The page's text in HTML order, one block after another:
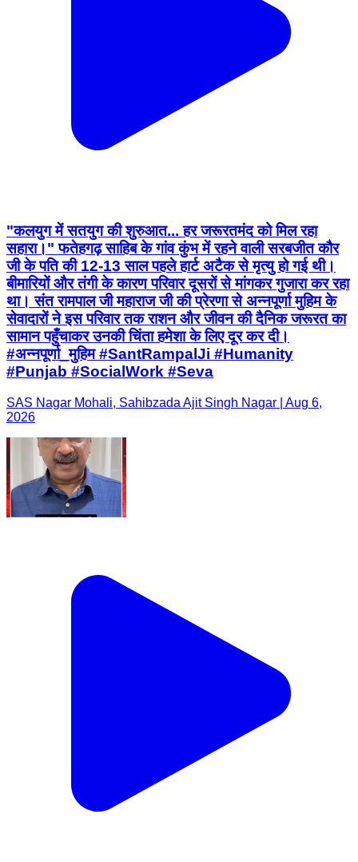
"कलयुग में सतयुग की शुरुआत... हर जरूरतमंद को मिल रहा
सहारा।" फतेहगढ़ साहिब के गांव कुंभ में रहने वाली सरबजीत कौर
जी के पति की 12-13 साल पहले हार्ट अटैक से मृत्यु हो गई थी।
बीमारियों और तंगी के कारण परिवार दूसरों से मांगकर गुजारा कर रहा
था। संत रामपाल जी महाराज जी की प्रेरणा से अन्नपूर्णा मुहिम के
सेवादारों ने इस परिवार तक राशन और जीवन की दैनिक जरूरत का
सामान पहुँचाकर उनकी चिंता हमेशा के लिए दूर कर दी।
#अन्नपूर्णा_मुहिम #SantRampalJi #Humanity
#Punjab #SocialWork #Seva
SAS Nagar Mohali, Sahibzada Ajit Singh Nagar | Aug 6,
2026